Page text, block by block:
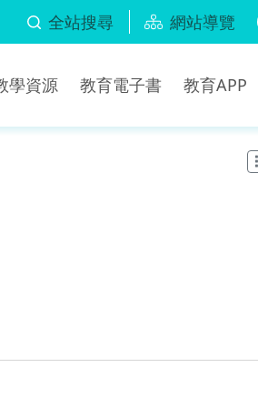
全站搜尋 網站導覽
學資源 教育電子書 教育APP